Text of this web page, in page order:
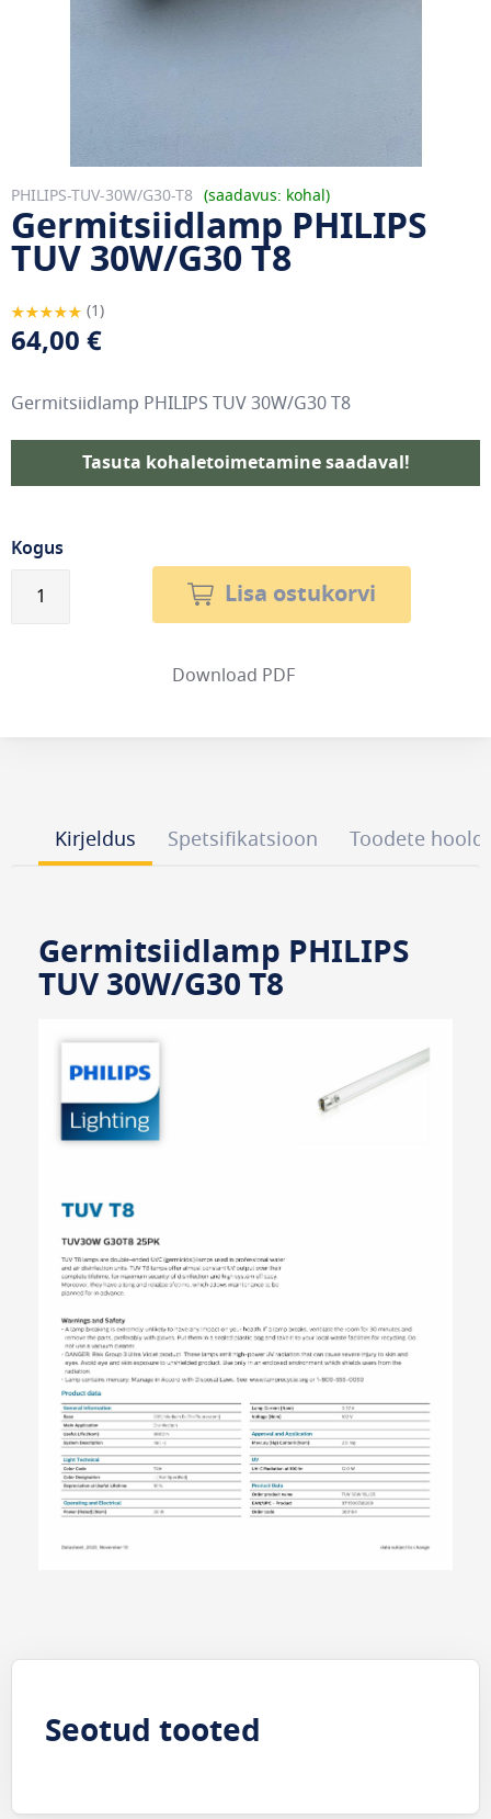
PHILIPS-TUV-30W/G30-T8 saadavus: kohal
Germitsiidlamp PHILIPS
TUV 30W/G30 T8
Hinnang:
100
% of 100
1
64,00 €
Germitsiidlamp PHILIPS TUV 30W/G30 T8
Tasuta kohaletoimetamine saadaval!
Kogus
Lisa ostukorvi
Download PDF
Kirjeldus Spetsifikatsioon Toodete
Germitsiidlamp PHILIPS
TUV 30W/G30 T8
Seotud tooted